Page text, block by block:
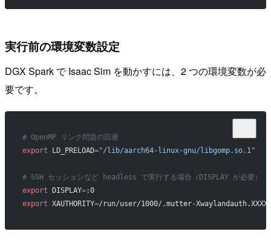
実行前の環境変数設定
DGX Spark で Isaac Sim を動かすには、2 つの環境変数が必
要です。
# OpenMP リンク問題の回避
export LD_PRELOAD="/lib/aarch64-linux-gnu/libgomp.so.1"
# SSH セッションなど headless で実行する場合（DISPLAY が必要）
export DISPLAY=:0
export XAUTHORITY=/run/user/1000/.mutter-